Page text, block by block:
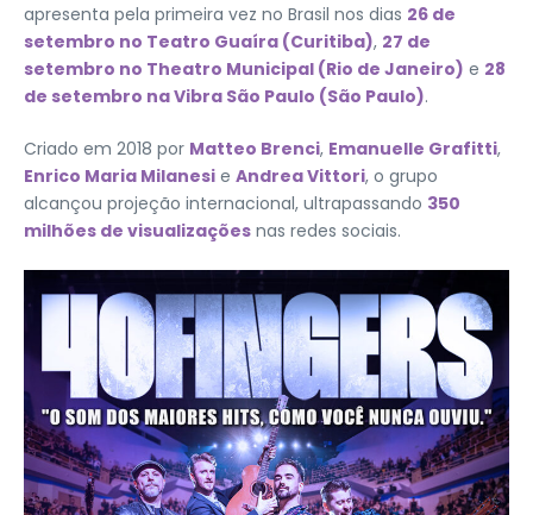
apresenta pela primeira vez no Brasil nos dias 26 de
setembro no Teatro Guaíra (Curitiba), 27 de
setembro no Theatro Municipal (Rio de Janeiro) e 28
de setembro na Vibra São Paulo (São Paulo).
Criado em 2018 por Matteo Brenci, Emanuelle Grafitti,
Enrico Maria Milanesi e Andrea Vittori, o grupo
alcançou projeção internacional, ultrapassando 350
milhões de visualizações nas redes sociais.